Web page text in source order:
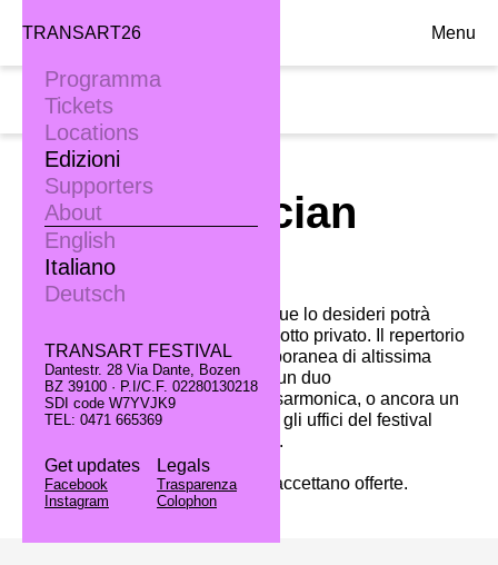
TRANSART26 Menu
Programma
Tickets
Locations
Edizioni
Supporters
About
English
Italiano
Deutsch
TRANSART FESTIVAL
Dantestr. 28 Via Dante, Bozen
BZ 39100 · P.I/C.F. 02280130218
SDI code W7YVJK9
TEL: 0471 665369
Get updates
Facebook
Instagram
Legals
Trasparenza
Colophon
Gio. 29.09
18:00
TRANSART11
Rent a Musician
A Bolzano per una serata chiunque lo desideri potrà
avere un concerto nel proprio salotto privato. Il repertorio
proposto sarà di musica contemporanea di altissima
qualità: preferisci un trio d’archi, un duo
flauto/percussioni, un duo sax/ fisarmonica, o ancora un
duo di soli fiati? Prenotati presso gli uffici del festival
Transart al numero 0471 673070.
La partecipazione è gratuita –si accettano offerte.